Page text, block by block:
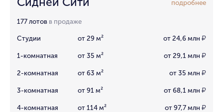
подробнее
177 лотов в продаже
Студии от 29 м² от 24,6 млн ₽
1-комнатная от 35 м² от 29,1 млн ₽
2-комнатная от 63 м² от 35 млн ₽
3-комнатная от 91 м² от 68,1 млн ₽
4-комнатная от 114 м² от 97,7 млн ₽